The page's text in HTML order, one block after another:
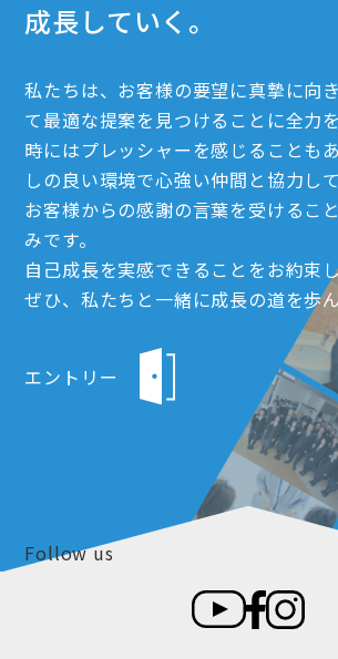
成長していく。
私たちは、お客様の要望に真摯に向
て最適な提案を見つけることに全力
時にはプレッシャーを感じることも
しの良い環境で心強い仲間と協力し
お客様からの感謝の言葉を受けるこ
みです。
自己成長を実感できることをお約束
ぜひ、私たちと一緒に成長の道を歩
エントリー
Follow us